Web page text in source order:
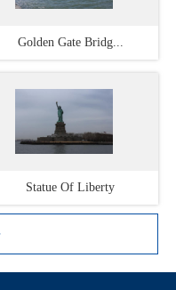
Golden Gate Bridg...
Statue Of Liberty